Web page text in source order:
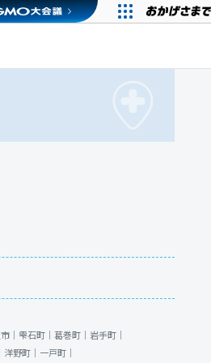
｜ 雫石町｜ 葛巻町｜ 岩手町｜
洋野町｜ 一戸町｜